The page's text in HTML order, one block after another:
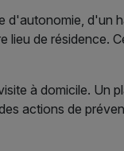
d'un
lieu de résidence.
à domicile. Un
actions de